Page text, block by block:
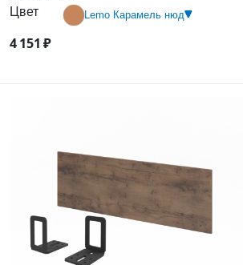
Цвет Lemo Карамель нюд
4151 ₽